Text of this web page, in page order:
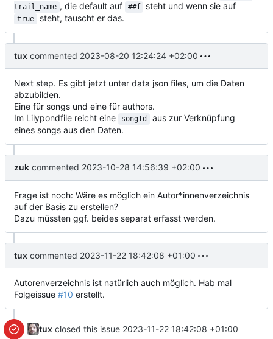
trail_name , die default auf ##f steht und wenn sie auf
true steht, tauscht er das.
tux commented 2023-08-20 12:24:24 +02:00
Next step. Es gibt jetzt unter data json files, um die Daten
abzubilden.
Eine für songs und eine für authors.
Im Lilypondfile reicht eine
songId
aus zur Verknüpfung
eines songs aus den Daten.
zuk commented 2023-10-28 14:56:39 +02:00
Frage ist noch: Wäre es möglich ein Autor*innenverzeichnis
auf der Basis zu erstellen?
Dazu müssten ggf. beides separat erfasst werden.
tux commented 2023-11-22 18:42:08 +01:00
Autorenverzeichnis ist natürlich auch möglich. Hab mal
Folgeissue #10 erstellt.
tux closed this issue 2023-11-22 18:42:08 +01:00